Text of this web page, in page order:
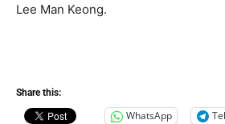
Lee Man Keong.
Share this:
WhatsApp